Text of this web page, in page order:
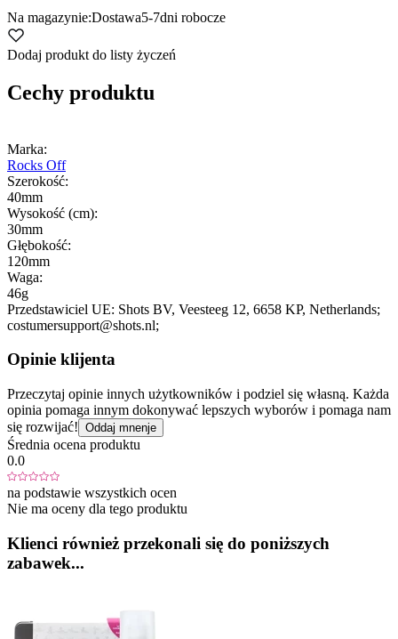
Na magazynie:Dostawa5-7dni robocze
Dodaj produkt do listy życzeń
Cechy produktu
Marka:
Rocks Off
Szerokość:
40mm
Wysokość (cm):
30mm
Głębokość:
120mm
Waga:
46g
Przedstawiciel UE: Shots BV, Veesteeg 12, 6658 KP, Netherlands;
costumersupport@shots.nl;
Opinie klijenta
Przeczytaj opinie innych użytkowników i podziel się własną. Każda
opinia pomaga innym dokonywać lepszych wyborów i pomaga nam
się rozwijać! Oddaj mnenje
Średnia ocena produktu
0.0
na podstawie wszystkich ocen
Nie ma oceny dla tego produktu
Klienci również przekonali się do poniższych
zabawek...